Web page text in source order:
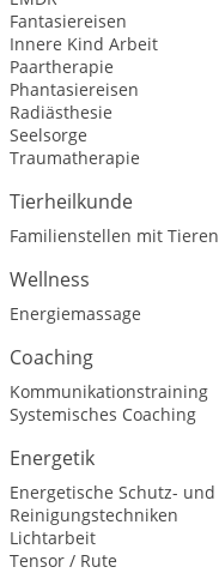
Fantasiereisen
Innere Kind Arbeit
Paartherapie
Phantasiereisen
Radiästhesie
Seelsorge
Traumatherapie
Tierheilkunde
Familienstellen mit Tieren
Wellness
Energiemassage
Coaching
Kommunikationstraining
Systemisches Coaching
Energetik
Energetische Schutz- und
Reinigungstechniken
Lichtarbeit
Tensor / Rute